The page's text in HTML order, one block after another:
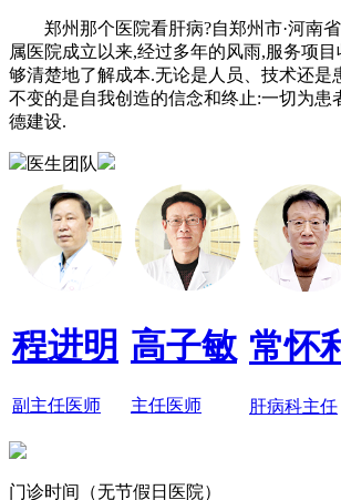
郑州那个医院看肝病?自郑州市·河南
属医院成立以来,经过多年的风雨,服务项
够清楚地了解成本.无论是人员、技术还是
不变的是自我创造的信念和终止:一切为患
德建设.
医生团队
程进明
副主任医师
高子敏
主任医师
常怀
肝病科主任
门诊时间（无节假日医院）